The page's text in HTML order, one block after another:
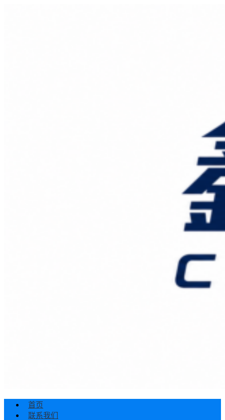
首页
联系我们